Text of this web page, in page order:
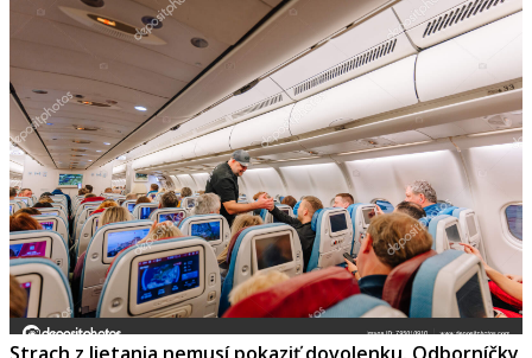
Strach z lietania nemusí pokaziť dovolenku. Odborníčky